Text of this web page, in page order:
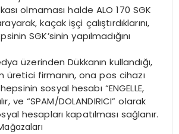
olmaması halde ALO 170 SGK
kaçak işçi çalıştırdıklarını,
SGK’sinin yapılmadığını
üzerinden Dükkanın kullandığı,
üretici firmanın, ona pos cihazı
sosyal hesabı “ENGELLE,
ve “SPAM/DOLANDIRICI” olarak
hesapları kapatılması sağlanır.